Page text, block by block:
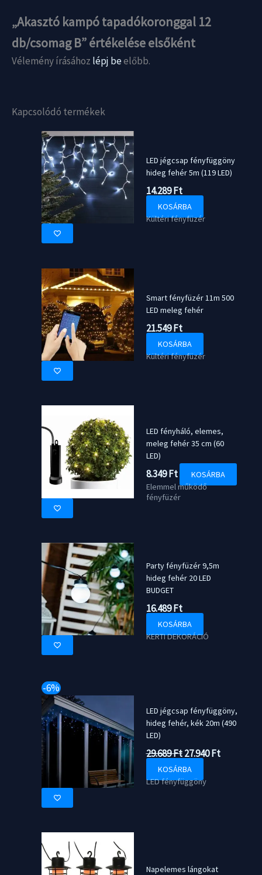
„Akasztó kampó tapadókoronggal 12
db/csomag B” értékelése elsőként
Vélemény írásához lépj beelőbb.
Kapcsolódó termékek
LED jégcsap fényfüggöny
hideg fehér 5m (119 LED)
14.289Ft
KOSÁRBA
Kültéri fényfüzér
Smart fényfüzér 11m 500
LED meleg fehér
21.549Ft
KOSÁRBA
Kültéri fényfüzér
LED fényháló, elemes,
meleg fehér 35 cm (60
LED)
8.349Ft
KOSÁRBA
Elemmel működő
fényfüzér
Party fényfüzér 9,5m
hideg fehér 20 LED
BUDGET
16.489Ft
KOSÁRBA
KERTI DEKORÁCIÓ
-6%
LED jégcsap fényfüggöny,
hideg fehér, kék 20m (490
LED)
29.689Ft Original
price
was:
29.689 Ft.
27.940FtCurrent
KOSÁRBA
LED fényfüggöny
Napelemes lángokat